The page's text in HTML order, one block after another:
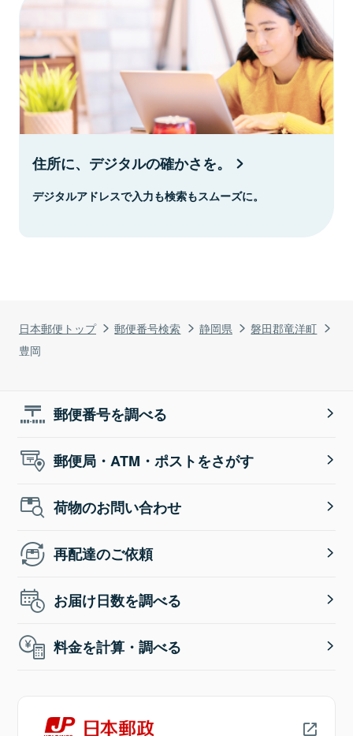
日本郵便トップ 郵便番号検索 静岡県
磐田郡竜洋町
豊岡
住所に、デジタルの確かさを。
デジタルアドレスで入力も検索もスムーズに。
郵便番号を調べる
郵便局・ATM・ポストをさがす
荷物のお問い合わせ
再配達のご依頼
お届け日数を調べる
料金を計算・調べる